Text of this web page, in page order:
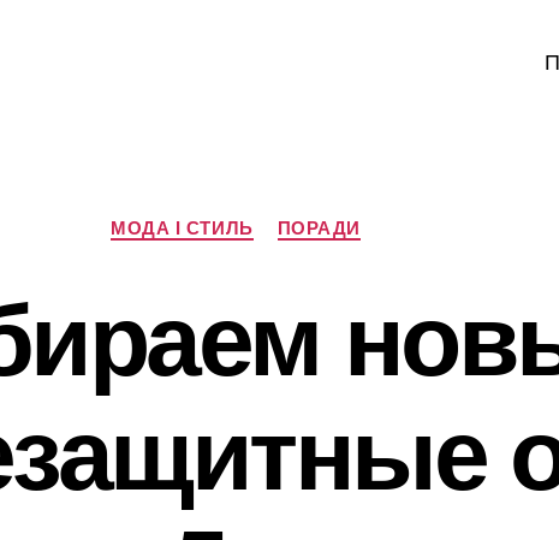
Категорії
МОДА І СТИЛЬ ПОРАДИ